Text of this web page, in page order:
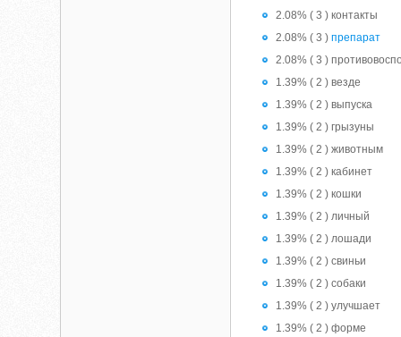
2.08% ( 3 ) контакты
2.08% ( 3 )препарат
2.08% ( 3 )
1.39% ( 2 ) везде
1.39% ( 2 ) выпуска
1.39% ( 2 ) грызуны
1.39% ( 2 ) животным
1.39% ( 2 ) кабинет
1.39% ( 2 ) кошки
1.39% ( 2 ) личный
1.39% ( 2 ) лошади
1.39% ( 2 ) свиньи
1.39% ( 2 ) собаки
1.39% ( 2 ) улучшает
1.39% ( 2 ) форме